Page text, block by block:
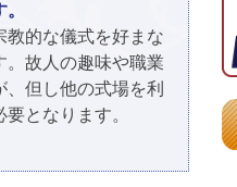
教的な儀式を好まな
。故人の趣味や職業
但し他の式場を利
となります。